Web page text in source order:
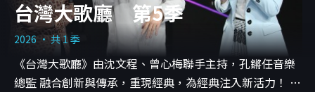
台灣大歌廳 第5季
2026 · 共 1 季
《台灣大歌廳》由沈文程、曾心梅聯手主持，孔鏘任音樂
總監 融合創新與傳承，重現經典，為經典注入新活力！ 每